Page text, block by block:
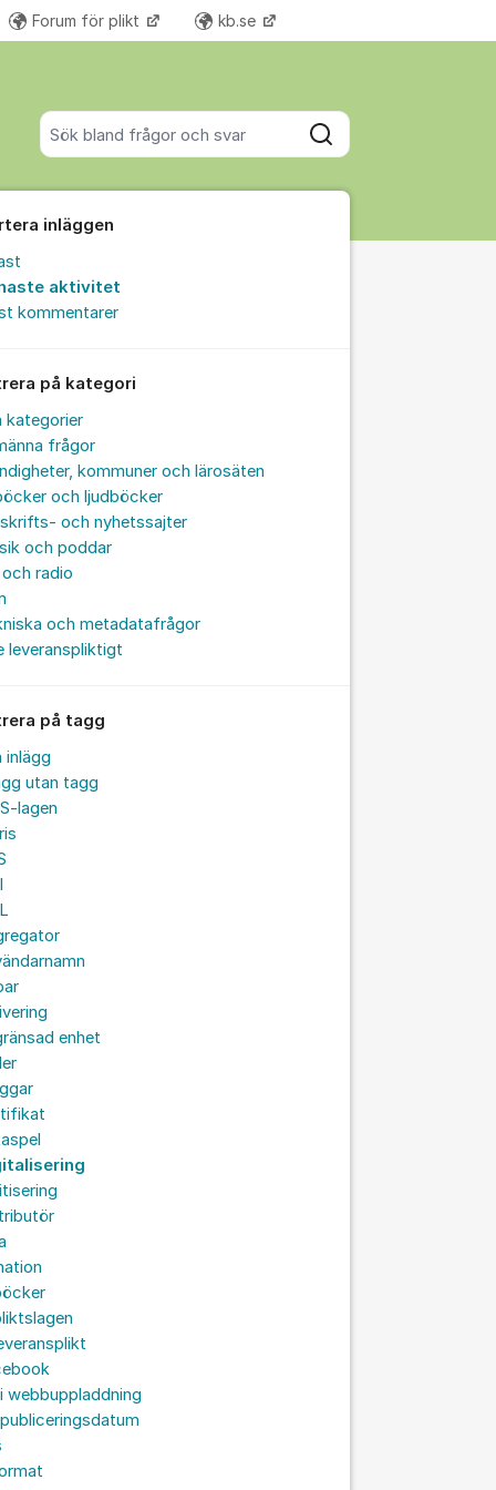
Sök bland alla inlägg
Sök
Forum för plikt kb.se Fler supportlänkar
inläggen
aktivitet
kommentarer
på kategori
kategorier
frågor
kommuner och lärosäten
och ljudböcker
och nyhetssajter
och poddar
radio
och metadatafrågor
leveranspliktigt
på tagg
inlägg
utan tagg
lagen
enhet
webbuppladdning